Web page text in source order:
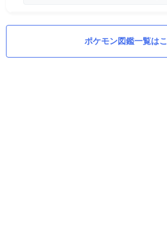
ポケモン図鑑一覧は